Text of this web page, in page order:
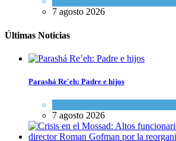
7 agosto 2026
Últimas Noticias
Parashá Re'eh: Padre e hijos
7 agosto 2026